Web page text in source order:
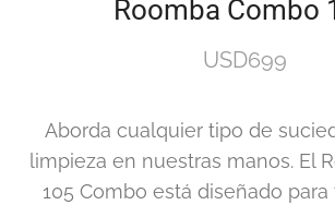
Roomba Combo
USD699
Aborda cualquier tipo de
limpieza en nuestras manos. El
105 Combo está diseñado